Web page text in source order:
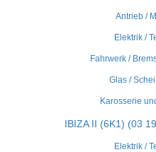
Antrieb /
Elektrik /
Fahrwerk /
Glas /
Karosserie
IBIZA II (6K1) (03
Elektrik /